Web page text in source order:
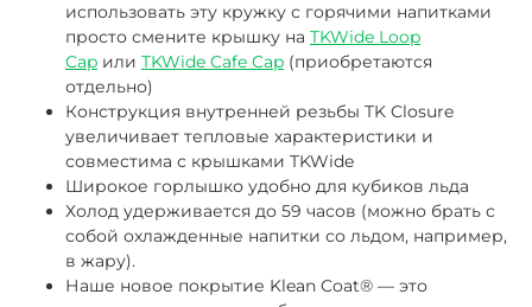
использовать эту кружку с горячими напитками
просто смените крышку на TKWide Loop
Cap или TKWide Cafe Cap (приобретаются
отдельно)
Конструкция внутренней резьбы TK Closure
увеличивает тепловые характеристики и
совместима с крышками TKWide
Широкое горлышко удобно для кубиков льда
Холод удерживается до 59 часов (можно брать с
собой охлажденные напитки со льдом, например,
в жару).
Наше новое покрытие Klean Coat® — это